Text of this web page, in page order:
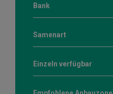
Bank
Samenart
Einzeln verfügbar